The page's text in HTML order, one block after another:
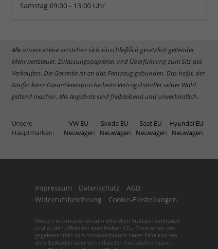
Samstag 09:00 - 13:00 Uhr
Alle unsere Preise verstehen sich einschließlich gesetzlich geltender
Mehrwertsteuer, Zulassungspapieren und Überführung zum Sitz des
Verkäufers. Die Garantie ist an das Fahrzeug gebunden. Das heißt, der
Käufer kann Garantieansprüche beim Vertragshändler seiner Wahl
geltend machen. Alle Angebote sind freibleibend und unverbindlich.
Unsere
Hauptmarken:
VW EU-
Neuwagen
Skoda EU-
Neuwagen
Seat EU-
Neuwagen
Hyundai EU-
Neuwagen
Impressum Datenschutz
AGB
Widerrufsbelehrung
Cookie-Einstellungen
Weitere Informationen zum offiziellen Kraftstoffverbrauch
und zu den offiziellen spezifischen CO2 -Emissionen und
gegebenenfalls zum Stromverbrauch neuer PKW können
dem 'Leitfaden über den offiziellen Kraftstoffverbrauch,